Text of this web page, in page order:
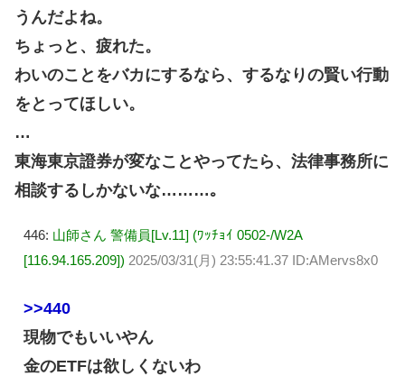
うんだよね。
ちょっと、疲れた。
わいのことをバカにするなら、するなりの賢い行動
をとってほしい。
…
東海東京證券が変なことやってたら、法律事務所に
相談するしかないな………｡
446: 山師さん 警備員[Lv.11] (ﾜｯﾁｮｲ 0502-/W2A
[116.94.165.209]) 2025/03/31(月) 23:55:41.37 ID:AMervs8x0
>>440
現物でもいいやん
金のETFは欲しくないわ